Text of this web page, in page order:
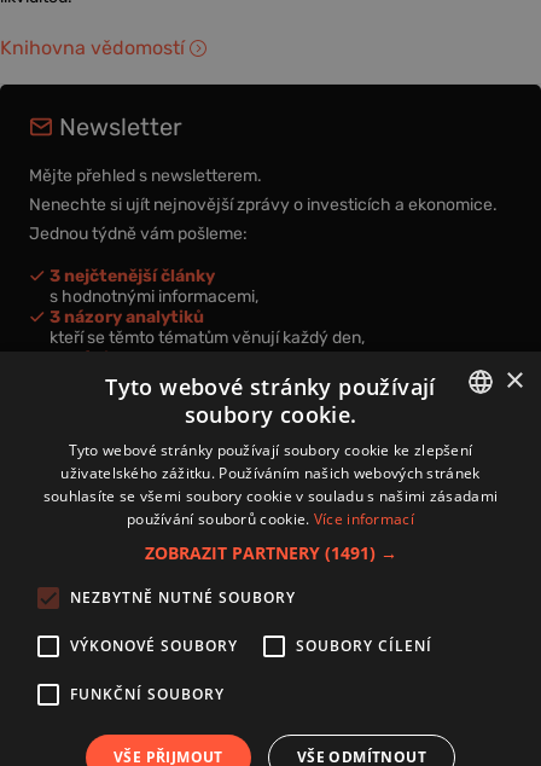
Knihovna vědomostí
Newsletter
Mějte přehled s newsletterem.
Nenechte si ujít nejnovější zprávy o investicích a ekonomice.
Jednou týdně vám pošleme:
3 nejčtenější články
s hodnotnými informacemi,
3 názory analytiků
kteří se těmto tématům věnují každý den,
nová videa a podcasty
k prohloubení vašich znalostí.
Přihlášením k newsletteru vyjadřujete svůj souhlas spodmínkami
zpracování osobních údajů.
Zásady používání souborů cookies
Autoři
Nastavení cookies
CZECH
×
Tyto webové stránky používají
soubory cookie.
Tyto webové stránky používají soubory cookie ke zlepšení
uživatelského zážitku. Používáním našich webových stránek
souhlasíte se všemi soubory cookie v souladu s našimi zásadami
používání souborů cookie. Více informací
ZOBRAZIT PARTNERY (1491) →
NEZBYTNĚ NUTNÉ SOUBORY
VÝKONOVÉ SOUBORY SOUBORY CÍLENÍ
FUNKČNÍ SOUBORY
VŠE PŘIJMOUT VŠE ODMÍTNOUT